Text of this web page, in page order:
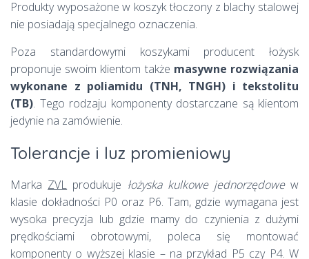
Produkty wyposażone w koszyk tłoczony z blachy stalowej
nie posiadają specjalnego oznaczenia.
Poza standardowymi koszykami producent łożysk
proponuje swoim klientom także masywne rozwiązania
wykonane z poliamidu (TNH, TNGH) i tekstolitu
(TB). Tego rodzaju komponenty dostarczane są klientom
jedynie na zamówienie.
Tolerancje i luz promieniowy
Marka ZVL produkuje łożyska kulkowe jednorzędowew
klasie dokładności P0 oraz P6. Tam, gdzie wymagana jest
wysoka precyzja lub gdzie mamy do czynienia z dużymi
prędkościami obrotowymi, poleca się montować
komponenty o wyższej klasie – na przykład P5 czy P4. W